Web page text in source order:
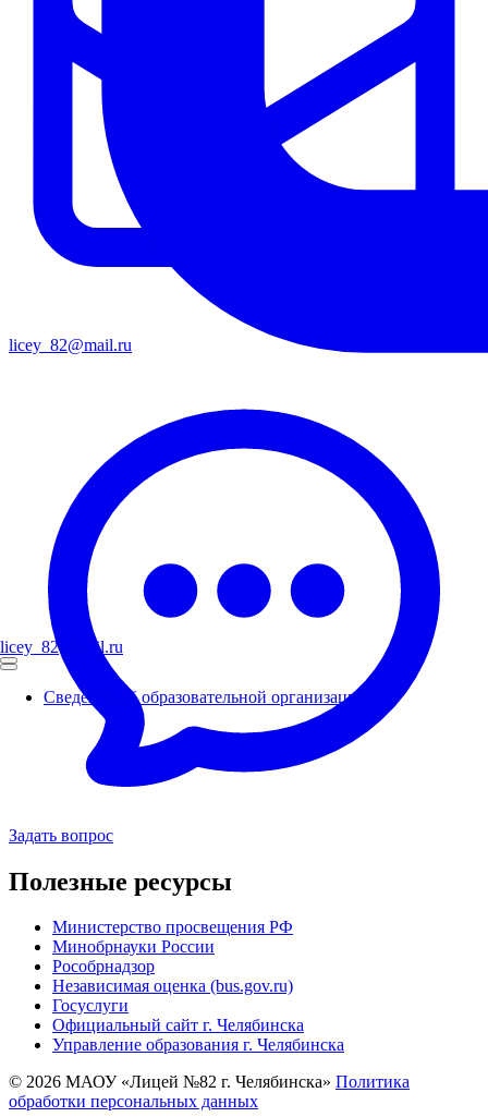
licey_82@mail.ru
Сведения об образовательной организации
licey_82@mail.ru
Задать вопрос
Полезные ресурсы
Министерство просвещения РФ
Минобрнауки России
Рособрнадзор
Независимая оценка (bus.gov.ru)
Госуслуги
Официальный сайт г. Челябинска
Управление образования г. Челябинска
© 2026 МАОУ «Лицей №82 г. Челябинска» Политика
обработки персональных данных